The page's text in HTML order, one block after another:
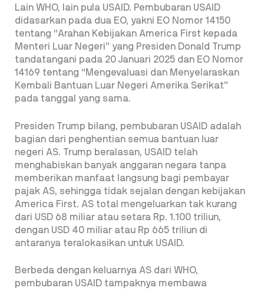
Lain WHO, lain pula USAID. Pembubaran USAID
didasarkan pada dua EO, yakni EO Nomor 14150
tentang “Arahan Kebijakan America First kepada
Menteri Luar Negeri” yang Presiden Donald Trump
tandatangani pada 20 Januari 2025 dan EO Nomor
14169 tentang “Mengevaluasi dan Menyelaraskan
Kembali Bantuan Luar Negeri Amerika Serikat”
pada tanggal yang sama.
Presiden Trump bilang, pembubaran USAID adalah
bagian dari penghentian semua bantuan luar
negeri AS. Trump beralasan, USAID telah
menghabiskan banyak anggaran negara tanpa
memberikan manfaat langsung bagi pembayar
pajak AS, sehingga tidak sejalan dengan kebijakan
America First. AS total mengeluarkan tak kurang
dari USD 68 miliar atau setara Rp. 1.100 triliun,
dengan USD 40 miliar atau Rp 665 triliun di
antaranya teralokasikan untuk USAID.
Berbeda dengan keluarnya AS dari WHO,
pembubaran USAID tampaknya membawa